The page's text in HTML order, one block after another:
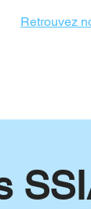
Retrouvez